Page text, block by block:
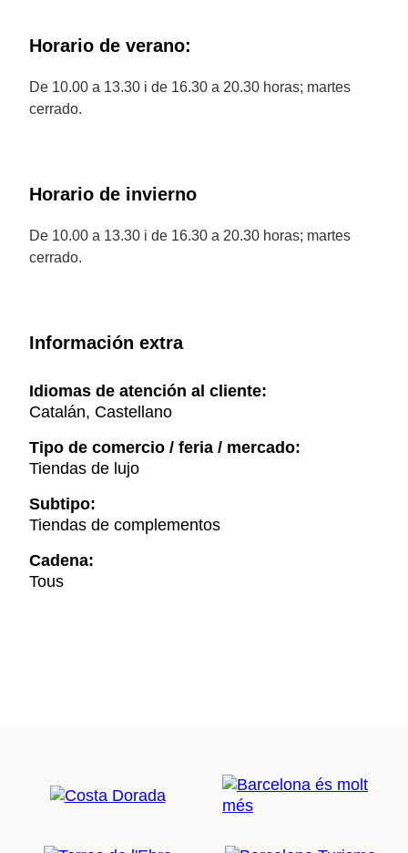
Horario de verano:
De 10.00 a 13.30 i de 16.30 a 20.30 horas; martes
cerrado.
Horario de invierno
De 10.00 a 13.30 i de 16.30 a 20.30 horas; martes
cerrado.
Información extra
Idiomas de atención al cliente:
Catalán, Castellano
Tipo de comercio / feria / mercado:
Tiendas de lujo
Subtipo:
Tiendas de complementos
Cadena:
Tous